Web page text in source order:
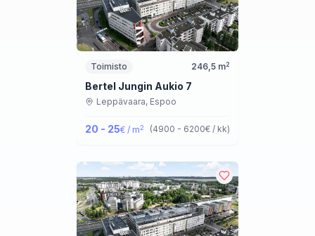
Toimisto 246,5 m2
Bertel Jungin Aukio 7
Leppävaara, Espoo
20 - 25€ / m2 (4900 - 6200€ / kk)